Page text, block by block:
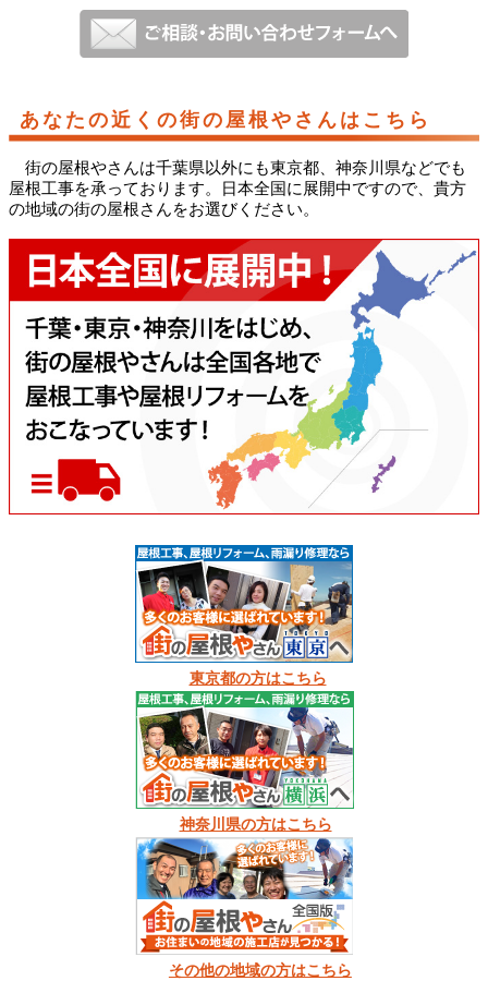
あなたの近くの街の屋根やさんはこちら
街の屋根やさんは千葉県以外にも東京都、神奈川県などでも
屋根工事を承っております。日本全国に展開中ですので、貴方
の地域の街の屋根さんをお選びください。
東京都の方はこちら
神奈川県の方はこちら
その他の地域の方はこちら